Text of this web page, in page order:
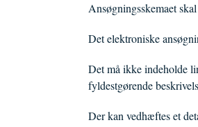
Ansøgningsskemaet
Det elektroniske
Det må ikke indeholde
fyldestgørende
Der kan vedhæftes et